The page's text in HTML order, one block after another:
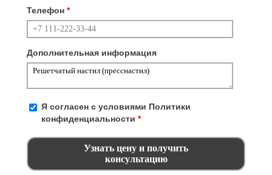
Телефон *
Дополнительная информация
Я согласен с условиями Политики
конфиденциальности *